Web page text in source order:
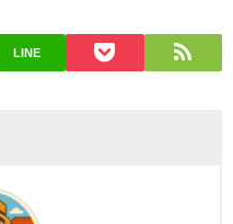
LINE